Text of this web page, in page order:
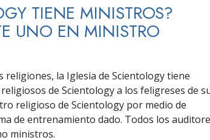
Eclesiástico de
Criminon
Narconon
Unidos por los Derechos Humanos
Comisión de Ciudadanos por los
Derechos Humanos
La Organización de
Conferencias
Películas
TIENE MINISTROS?
UNO EN MINISTRO
religiones, la Iglesia de Scientology tiene
de Scientology a los feligreses de
religioso de Scientology por medio de
de entrenamiento dado. Todos los
ministros.